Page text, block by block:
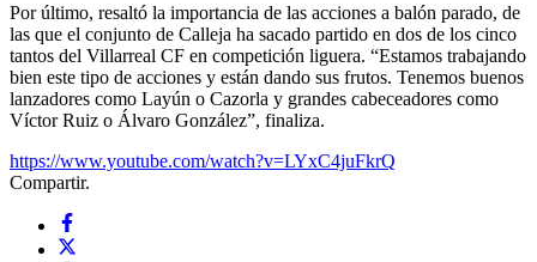
Por último, resaltó la importancia de las acciones a balón parado, de
las que el conjunto de Calleja ha sacado partido en dos de los cinco
tantos del Villarreal CF en competición liguera. “Estamos trabajando
bien este tipo de acciones y están dando sus frutos. Tenemos buenos
lanzadores como Layún o Cazorla y grandes cabeceadores como
Víctor Ruiz o Álvaro González”, finaliza.
https://www.youtube.com/watch?v=LYxC4juFkrQ
Compartir.